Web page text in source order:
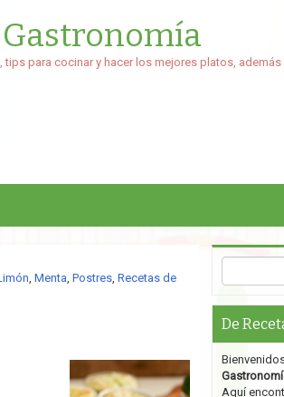
Gastronomía
para cocinar y hacer los mejores platos,
, Menta, Postres, Recetas de
De
Aquí